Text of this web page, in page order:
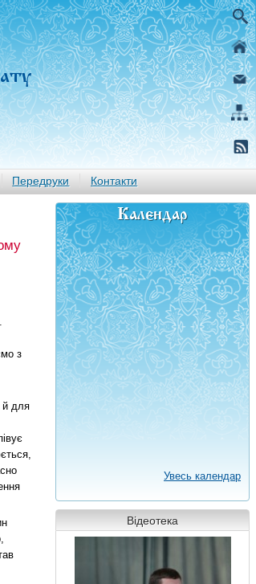
Передруки Контакти
з
й для
Календар
Увесь календар
Відеотека